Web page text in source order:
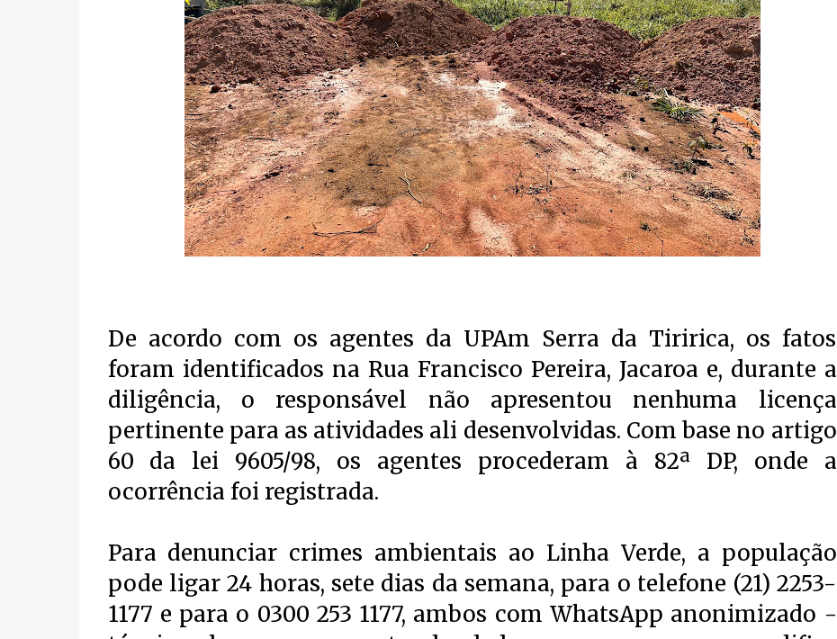
De acordo com os agentes da UPAm Serra da Tiririca, os fatos
foram identificados na Rua Francisco Pereira, Jacaroa e, durante a
diligência, o responsável não apresentou nenhuma licença
pertinente para as atividades ali desenvolvidas. Com base no artigo
60 da lei 9605/98, os agentes procederam à 82ª DP, onde a
ocorrência foi registrada.
Para denunciar crimes ambientais ao Linha Verde, a população
pode ligar 24 horas, sete dias da semana, para o telefone (21) 2253-
1177 e para o 0300 253 1177, ambos com WhatsApp anonimizado -